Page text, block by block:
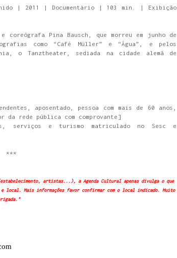
| 2011 | Documentário | 103 min. | Exibição
Pina Bausch, que morreu em junho de
como “Café Müller” e “Água”, e pelos
o Tanztheater, sediada na cidade alemã de
aposentado, pessoa com mais de 60 anos,
da rede pública com comprovante]
serviços e turismo matriculado no Sesc e
***
artistas...), a Agenda Cultural apenas divulga o que
local. Mais informações favor confirmar com o local indicado. Muito